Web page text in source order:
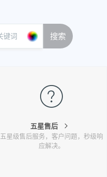
搜索
五星售后
五星级售后服务，客户问题，秒级响
应解决。